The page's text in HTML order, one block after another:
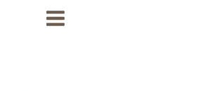
MAIN